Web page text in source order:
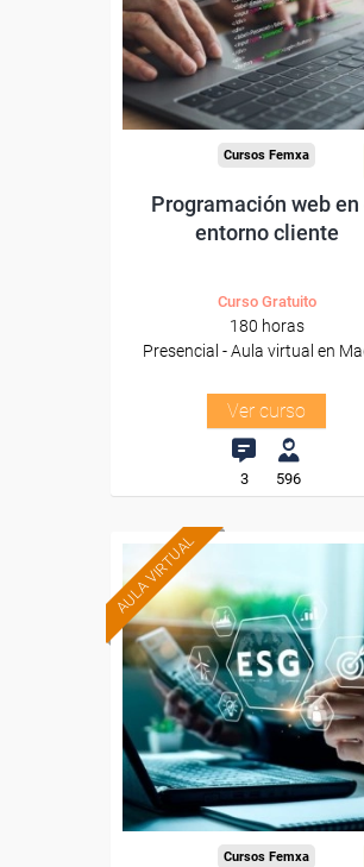
Para todos los sectores.
Cursos Femxa
Programación web en
entorno cliente
Curso Gratuito
180 horas
Presencial - Aula virtual en
Ver curso
3 596
AULA VIRTUAL Formación 100%
subvencionada.
Para desempleados,
trabajadores y autónomos.
Para todos los sectores.
Cursos Femxa